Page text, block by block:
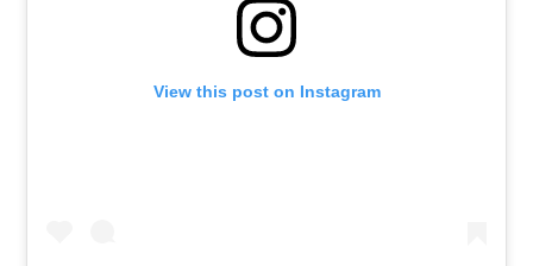
View this post on Instagram